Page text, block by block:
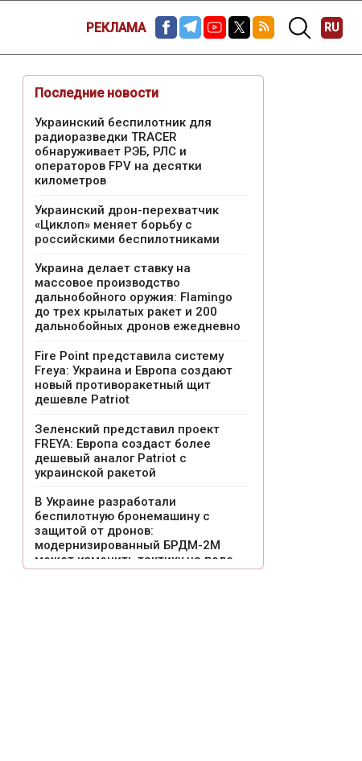
РЕКЛАМА RU
Последние новости
Украинский беспилотник для
радиоразведки TRACER
обнаруживает РЭБ, РЛС и
операторов FPV на десятки
километров
Украинский дрон-перехватчик
«Циклоп» меняет борьбу с
российскими беспилотниками
Украина делает ставку на
массовое производство
дальнобойного оружия: Flamingo
до трех крылатых ракет и 200
дальнобойных дронов ежедневно
Fire Point представила систему
Freya: Украина и Европа создают
новый противоракетный щит
дешевле Patriot
Зеленский представил проект
FREYA: Европа создаст более
дешевый аналог Patriot с
украинской ракетой
В Украине разработали
беспилотную бронемашину с
защитой от дронов:
модернизированный БРДМ-2М
может изменить тактику на поле
боя